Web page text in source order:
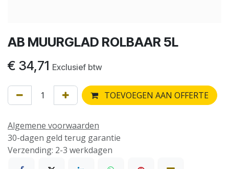
AB MUURGLAD ROLBAAR 5L
€ 34,71 Exclusief btw
TOEVOEGEN AAN OFFERTE
Algemene voorwaarden
30-dagen geld terug garantie
Verzending: 2-3 werkdagen